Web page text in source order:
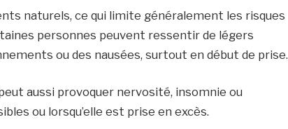
naturels, ce qui limite généralement les risques
personnes peuvent ressentir de légers
ou des nausées, surtout en début de prise.
aussi provoquer nervosité, insomnie ou
ou lorsqu’elle est prise en excès.